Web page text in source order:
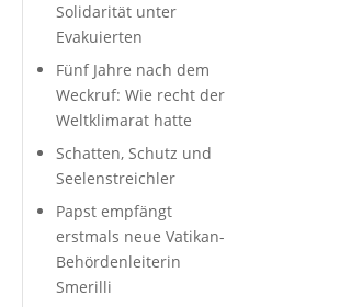
Solidarität unter
Evakuierten
Fünf Jahre nach dem
Weckruf: Wie recht der
Weltklimarat hatte
Schatten, Schutz und
Seelenstreichler
Papst empfängt
erstmals neue Vatikan-
Behördenleiterin
Smerilli